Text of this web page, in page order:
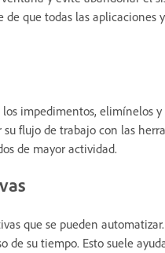
que todas las
impedimentos, elimínelos
flujo de trabajo con las
de mayor actividad.
que se pueden
su tiempo. Esto suele